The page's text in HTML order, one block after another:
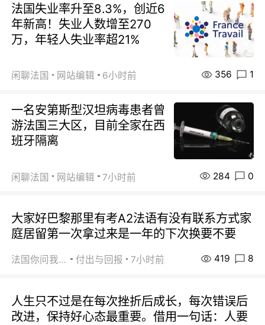
法国失业率升至8.3%，创近6
年新高！失业人数增至270
万，年轻人失业率超21%
闲聊法国 网站编辑 6小时前 356 1
一名安第斯型汉坦病毒患者曾
游法国三大区，目前全家在西
班牙隔离
闲聊法国 网站编辑 7小时前 284 0
大家好巴黎那里有考A2法语有没有联系方式家
庭居留第一次拿过来是一年的下次换要不要
法国你问我答 付出与回报 7小时前 419 8
人生只不过是在每次挫折后成长，每次错误后
改进，保持好心态最重要。借用一句话：人要